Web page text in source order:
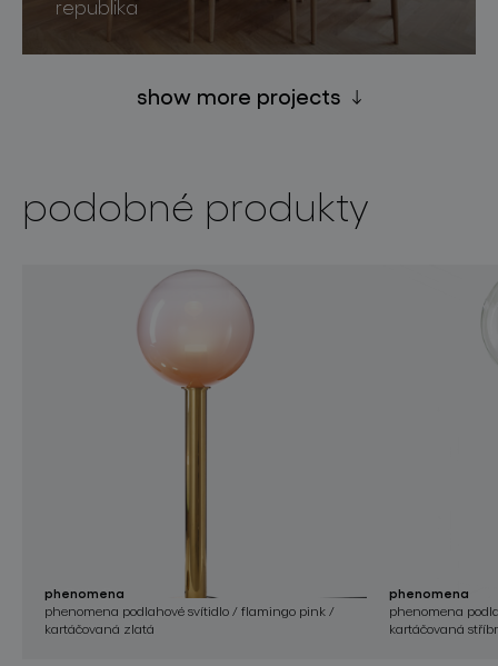
republika
show more projects
podobné produkty
phenomena
phenomena podlahové svítidlo / flamingo pink /
kartáčovaná zlatá
phenomena
phenomena
kartáčovaná